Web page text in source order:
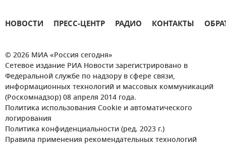
НОВОСТИ ПРЕСС-ЦЕНТР РАДИО КОНТАКТЫ
© 2026 МИА «Россия сегодня»
Сетевое издание РИА Новости зарегистрировано в
Федеральной службе по надзору в сфере связи,
информационных технологий и массовых коммуникаций
(Роскомнадзор) 08 апреля 2014 года.
Политика использования Cookie и автоматического
логирования
Политика конфиденциальности (ред. 2023 г.)
Правила применения рекомендательных технологий